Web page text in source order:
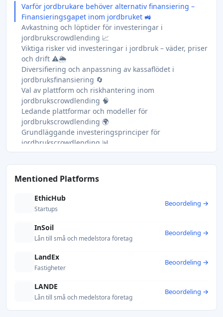
Varför jordbrukare behöver alternativ finansiering –
Finansieringsgapet inom jordbruket 🚜
Avkastning och löptider för investeringar i
jordbrukscrowdlending 📈
Viktiga risker vid investeringar i jordbruk – väder, priser
och drift ⚠️🌦️
Diversifiering och anpassning av kassaflödet i
jordbruksfinansiering 🔄
Val av plattform och riskhantering inom
jordbrukscrowdlending 🧠
Ledande plattformar och modeller för
jordbrukscrowdlending 🌍
Grundläggande investeringsprinciper för
jordbrukscrowdlending 📊
Impact Investing i jordbruket – stödja livsmedelssystem
och landsbygdsekonomier 🌱
Jämför plattformar för crowdlending inom jordbruket
på Crowdinform 🔎
Mentioned Platforms
EthicHub
Startups
Beoordeling →
InSoil
Lån till små och medelstora företag
Beoordeling →
LandEx
Fastigheter
Beoordeling →
LANDE
Lån till små och medelstora företag
Beoordeling →